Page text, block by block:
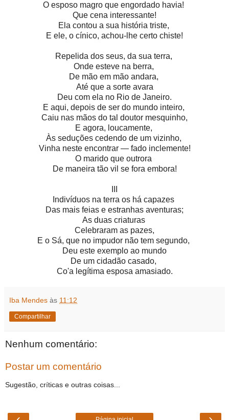
O esposo magro que engordado havia!
Que cena interessante!
Ela contou a sua história triste,
E ele, o cínico, achou-lhe certo chiste!
Repelida dos seus, da sua terra,
Onde esteve na berra,
De mão em mão andara,
Até que a sorte avara
Deu com ela no Rio de Janeiro.
E aqui, depois de ser do mundo inteiro,
Caiu nas mãos do tal doutor mesquinho,
E agora, loucamente,
Às seduções cedendo de um vizinho,
Vinha neste encontrar — fado inclemente!
O marido que outrora
De maneira tão vil se fora embora!
Indivíduos na terra os há capazes
Das mais feias e estranhas aventuras;
As duas criaturas
Celebraram as pazes,
E o Sá, que no impudor não tem segundo,
Deu este exemplo ao mundo
De um cidadão casado,
Co'a legítima esposa amasiado.
Iba Mendes às 11:12
Compartilhar
Nenhum comentário:
Postar um comentário
Sugestão, críticas e outras coisas...